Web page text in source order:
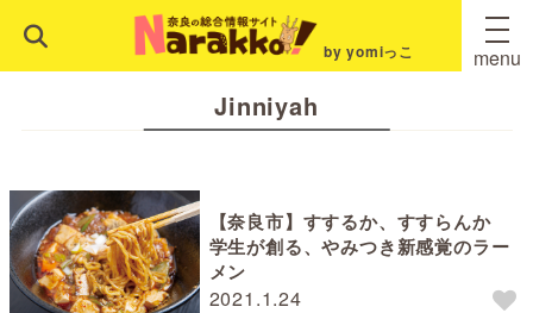
by yomiっこ menu
Jinniyah
2021.1.24
【奈良市】すするか、すすらんか
学生が創る、やみつき新感覚のラー
メン